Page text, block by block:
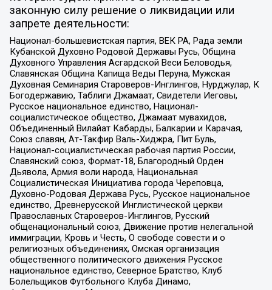
законную силу решение о ликвидации или
запрете деятельности:
Национал-большевистская партия, ВЕК РА, Рада земли
Кубанской Духовно Родовой Державы Русь, Община
Духовного Управления Асгардской Веси Беловодья,
Славянская Община Капища Веды Перуна, Мужская
Духовная Семинария Староверов-Инглингов, Нурджулар, К
Богодержавию, Таблиги Джамаат, Свидетели Иеговы,
Русское национальное единство, Национал-
социалистическое общество, Джамаат мувахидов,
Объединенный Вилайат Кабарды, Балкарии и Карачая,
Союз славян, Ат-Такфир Валь-Хиджра, Пит Буль,
Национал-социалистическая рабочая партия России,
Славянский союз, Формат-18, Благородный Орден
Дьявола, Армия воли народа, Национальная
Социалистическая Инициатива города Череповца,
Духовно-Родовая Держава Русь, Русское национальное
единство, Древнерусской Инглистической церкви
Православных Староверов-Инглингов, Русский
общенациональный союз, Движение против нелегальной
иммиграции, Кровь и Честь, О свободе совести и о
религиозных объединениях, Омская организация
общественного политического движения Русское
национальное единство, Северное Братство, Клуб
Болельщиков Футбольного Клуба Динамо,